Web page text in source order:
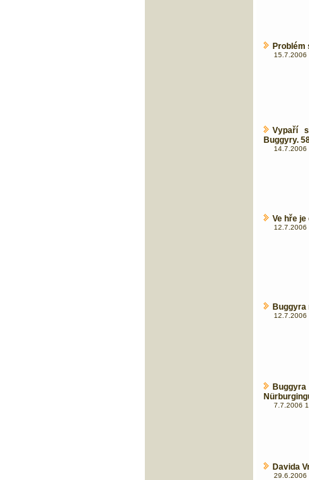
15.7.2006
Vypaří
Buggyry.
14.7.2006
Ve hře je
12.7.2006
Buggyra
12.7.2006
7.7.2006
Davida
29.6.2006